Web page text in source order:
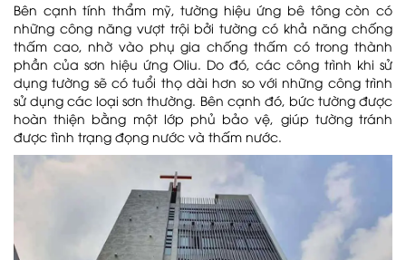
Bên cạnh tính thẩm mỹ, tường hiệu ứng bê tông còn có
những công năng vượt trội bởi tường có khả năng chống
thấm cao, nhờ vào phụ gia chống thấm có trong thành
phần của sơn hiệu ứng Oliu. Do đó, các công trình khi sử
dụng tường sẽ có tuổi thọ dài hơn so với những công trình
sử dụng các loại sơn thường. Bên cạnh đó, bức tường được
hoàn thiện bằng một lớp phủ bảo vệ, giúp tường tránh
được tình trạng đọng nước và thấm nước.